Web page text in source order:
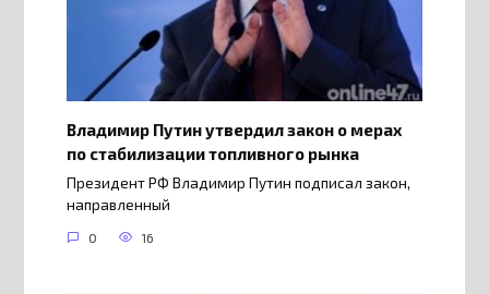
Владимир Путин утвердил закон о мерах
по стабилизации топливного рынка
Президент РФ Владимир Путин подписал закон,
направленный
0 16